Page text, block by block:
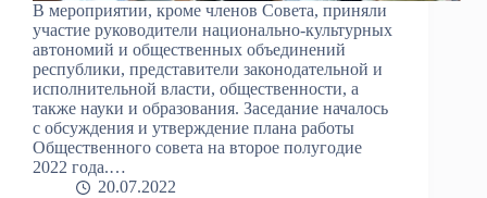
В мероприятии, кроме членов Совета, приняли
участие руководители национально-культурных
автономий и общественных объединений
республики, представители законодательной и
исполнительной власти, общественности, а
также науки и образования. Заседание началось
с обсуждения и утверждение плана работы
Общественного совета на второе полугодие
2022 года.…
20.07.2022